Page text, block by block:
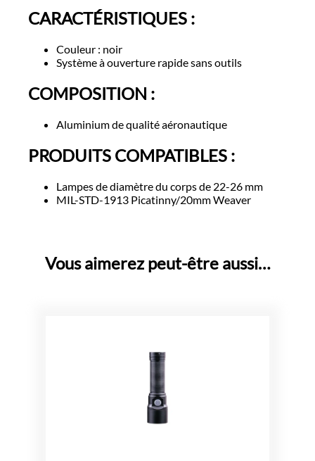
CARACTÉRISTIQUES :
Couleur : noir
Système à ouverture rapide sans outils
COMPOSITION :
Aluminium de qualité aéronautique
PRODUITS COMPATIBLES :
Lampes de diamètre du corps de 22-26 mm
MIL-STD-1913 Picatinny/20mm Weaver
Vous aimerez peut-être aussi…